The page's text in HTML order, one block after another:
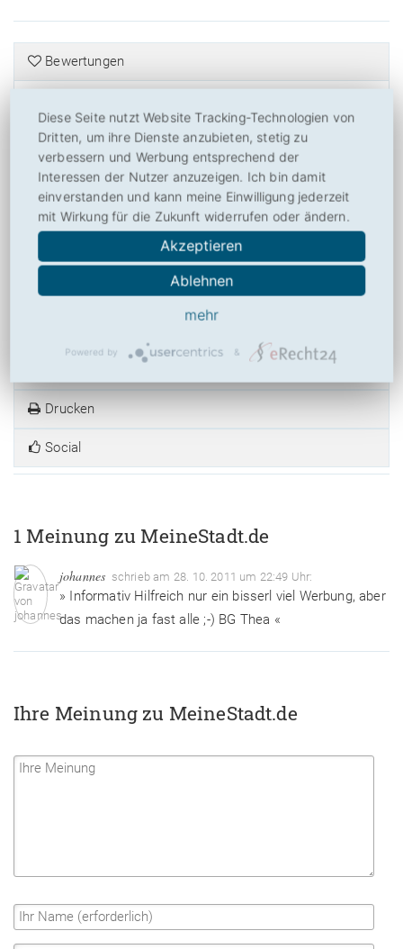
Bewertungen
Wie bewerten Sie MeineStadt.de?
5,48von10
23 Bewertungen
(23Bewertungen, Durchschnitt:5,48aus 10)
Bitte bewerten Sie MeineStadt.de nach Ihrer Einschätzung! So helfen
Sie anderen Besuchern mit der Beurteilung von MeineStadt.de und
ermöglichen Toplisten und weiteren Nutzen. Danke hierfür!
Drucken
Social
1 Meinung zu MeineStadt.de
johannes schrieb am 28. 10. 2011 um 22:49 Uhr:
» Informativ Hilfreich nur ein bisserl viel Werbung, aber
das machen ja fast alle ;-) BG Thea «
Ihre Meinung zu MeineStadt.de
Diese Seite nutzt Website Tracking-Technologien von
Dritten, um ihre Dienste anzubieten, stetig zu
verbessern und Werbung entsprechend der
Interessen der Nutzer anzuzeigen. Ich bin damit
einverstanden und kann meine Einwilligung jederzeit
mit Wirkung für die Zukunft widerrufen oder ändern.
Akzeptieren
Ablehnen
mehr
Powered by &